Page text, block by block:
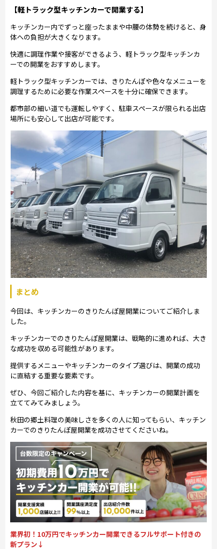
【軽トラック型キッチンカーで開業する】
キッチンカー内でずっと座ったままや中腰の体勢を続けると、身
体への負担が大きくなります。
快適に調理作業や接客ができるよう、軽トラック型キッチンカ
ーでの開業をおすすめします。
軽トラック型キッチンカーでは、きりたんぽや色々なメニューを
調理するために必要な作業スペースを十分に確保できます。
都市部の細い道でも運転しやすく、駐車スペースが限られる出店
場所にも安心して出店が可能です。
まとめ
今回は、キッチンカーのきりたんぽ屋開業についてご紹介しま
した。
キッチンカーでのきりたんぽ屋開業は、戦略的に進めれば、大き
な成功を収める可能性があります。
提供するメニューやキッチンカーのタイプ選びは、開業の成功
に直結する重要な要素です。
ぜひ、今回ご紹介した内容を基に、キッチンカーの開業計画を
立ててみてみましょう。
秋田の郷土料理の美味しさを多くの人に知ってもらい、キッチン
カーでのきりたんぽ屋開業を成功させてくださいね。
業界初！10万円でキッチンカー開業できるフルサポート付きの
新プラン↓